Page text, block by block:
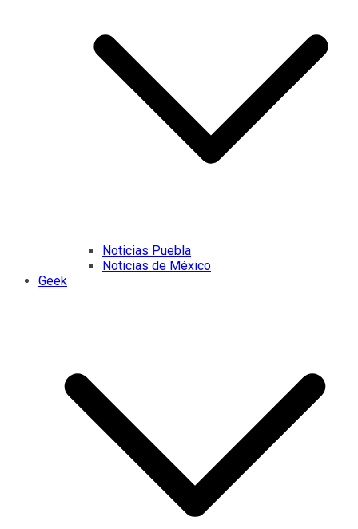
Noticias Puebla
Noticias de México
Geek